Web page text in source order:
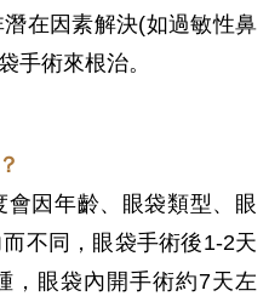
在因素解決(如過敏性鼻
手術來根治。
會因年齡、眼袋類型、眼
不同，眼袋手術後1-2天
，眼袋內開手術約7天左